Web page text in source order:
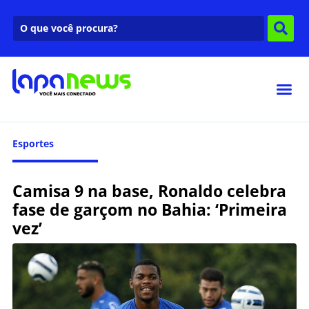
Esportes
Camisa 9 na base, Ronaldo celebra
fase de garçom no Bahia: ‘Primeira
vez’